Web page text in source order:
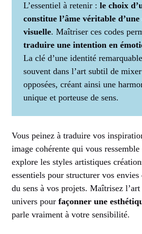
L’essentiel à retenir : le choix
constitue l’âme véritable
visuelle. Maîtriser ces codes
traduire une intention en
La clé d’une identité
souvent dans l’art subtil de
opposées, créant ainsi une
unique et porteuse de sens.
Vous peinez à traduire vos
image cohérente qui vous
explore les styles artistiques
essentiels pour structurer vos envies
du sens à vos projets. Maîtrisez l’art
univers pour façonner une
parle vraiment à votre sensibilité.